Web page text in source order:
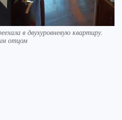
в двухуровневую квартиру.
отцом